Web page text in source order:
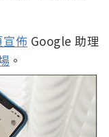
宣佈 Google 助理
。